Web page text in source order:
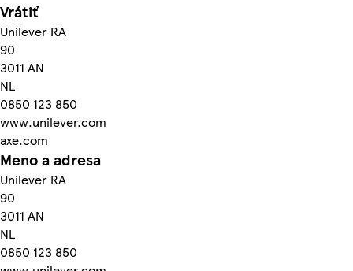
Vrátiť
Unilever RA
90
3011 AN
NL
0850 123 850
www.unilever.com
axe.com
Meno a adresa
Unilever RA
90
3011 AN
NL
0850 123 850